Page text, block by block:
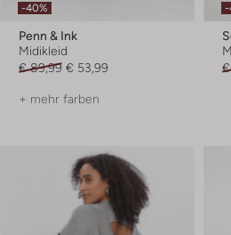
-40%
Penn & Ink
Midikleid
€ 89,99 € 53,99
+ mehr farben
-